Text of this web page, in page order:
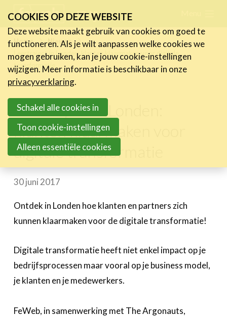
links
Jump
to
navigation
to
main
content
FR NL
Home
Nieuws
Leertraject in Londen: klanten klaarmaken voor digitale
transformatie
Leertraject in Londen:
klanten klaarmaken voor
digitale transformatie
30 juni 2017
Ontdek in Londen hoe klanten en partners zich
kunnen klaarmaken voor de digitale transformatie!
Digitale transformatie heeft niet enkel impact op je
bedrijfsprocessen maar vooral op je business model,
je klanten en je medewerkers.
FeWeb, in samenwerking met The Argonauts,
Nieuws
Nieuwsberichten
FeWeb Videos
Jobs in de sector
Activiteiten
Cases
Bedrijvenzoeker
Lid worden Account
Zoeken
COOKIES OP DEZE WEBSITE
Deze website maakt gebruik van cookies om goed te
functioneren. Als je wilt aanpassen welke cookies we
mogen gebruiken, kan je jouw cookie-instellingen
wijzigen. Meer informatie is beschikbaar in onze
privacyverklaring.
Schakel alle cookies in
Toon cookie-instellingen
Alleen essentiële cookies